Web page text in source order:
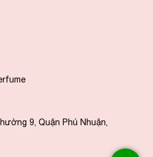
9, Quận Phú Nhuận,